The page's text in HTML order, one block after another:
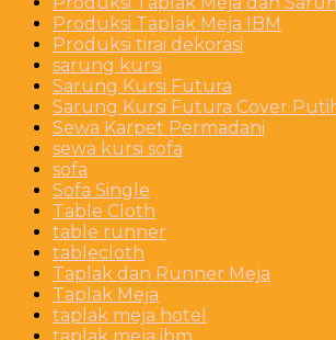
Produksi Taplak Meja IBM
Produksi tirai dekorasi
sarung kursi
Sarung Kursi Futura
Sarung Kursi Futura Cover
Sewa Karpet Permadani
sewa kursi sofa
sofa
Sofa Single
Table Cloth
table runner
tablecloth
Taplak dan Runner Meja
Taplak Meja
taplak meja hotel